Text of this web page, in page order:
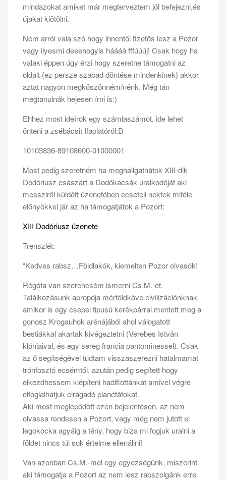
mindazokat amiket már megterveztem jól befejezni,és
újakat kiötölni.
Nem arról vala szó hogy innentől fizetős lesz a Pozor
vagy ilyesmi deeehogyis háááá fffúúúj! Csak hogy ha
valaki éppen úgy érzi hogy szeretne támogatni az
oldalt (ez persze szabad döntése mindenkinek) akkor
aztat nagyon megköszönném/nénk. Még tán
megtanulnák hejesen írni is:)
Ehhez most ideírok egy számlaszámot, ide lehet
önteni a zsébácsit Ifaplatóról:D
10103836-89108600-01000001
Most pedig szeretném ha meghallgatnátok XIII-dik
Dodóriusz császárt a Dodókacsák uralkodóját aki
messziről küldött üzenetében ecseteli nektek miféle
előnyökkel jár az ha támogatjátok a Pozort:
XIII Dodóriusz üzenete
Trenszlét:
“Kedves rabsz…Földlakók, kiemelten Pozor olvasók!
Régóta van szerencsém ismerni Cs.M.-et.
Találkozásunk apropója mérföldköve civilizációnknak
amikor is egy csepel tipusú kerékpárral mentett meg a
gonosz Krogauhok arénájából ahol válogatott
bestiákkal akartak kivégeztetni (Verebes István
klónjaival, és egy sereg francia pantominessel). Csak
az ő segítségével tudtam visszaszerezni hatalmamat
trónfosztó ecsémtől, azután pedig segített hogy
elkezdhessem kiépíteni hadiflottánkat amivel végre
elfoglalhatjuk elragadó planétátokat.
Aki most meglepődött ezen bejelentésen, az nem
olvassa rendesen a Pozort, vagy még nem jutott el
legokocka agyáig a tény, hogy biza mi fogjuk uralni a
földet nincs túl sok értelme ellenállni!
Van azonban Cs.M.-mel egy egyezségünk, miszerint
aki támogatja a Pozort az nem lesz rabszolgánk erre